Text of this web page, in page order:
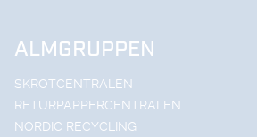
ALMGRUPPEN
SKROTCENTRALEN
RETURPAPPERCENTRALEN
NORDIC RECYCLING